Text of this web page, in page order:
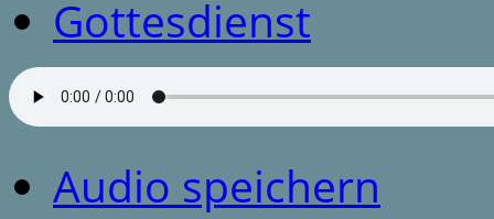
Gottesdienst
Audio speichern